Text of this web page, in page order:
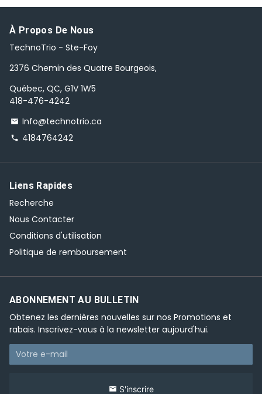
À Propos De Nous
TechnoTrio - Ste-Foy
2376 Chemin des Quatre Bourgeois,
Québec, QC, G1V 1W5
418-476-4242
email Info@technotrio.ca
phone 4184764242
Liens Rapides
Recherche
Nous Contacter
Conditions d'utilisation
Politique de remboursement
ABONNEMENT AU BULLETIN
Obtenez les dernières nouvelles sur nos Promotions et
rabais. Inscrivez-vous à la newsletter aujourd'hui.
email S'inscrire